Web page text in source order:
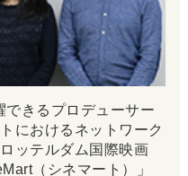
きるプロデューサー
におけるネットワーク
ッテルダム国際映画
（シネマート）」